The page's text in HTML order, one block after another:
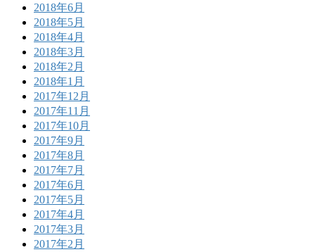
2018年6月
2018年5月
2018年4月
2018年3月
2018年2月
2018年1月
2017年12月
2017年11月
2017年10月
2017年9月
2017年8月
2017年7月
2017年6月
2017年5月
2017年4月
2017年3月
2017年2月